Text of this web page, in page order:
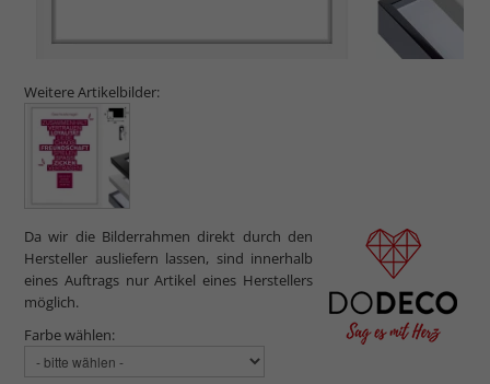
Weitere Artikelbilder:
Da wir die Bilderrahmen direkt durch den
Hersteller ausliefern lassen, sind innerhalb
eines Auftrags nur Artikel eines Herstellers
möglich.
Farbe wählen: